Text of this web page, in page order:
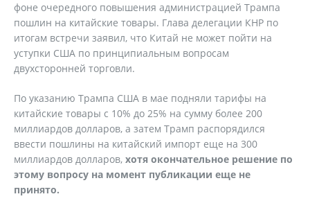
фоне очередного повышения администрацией Трампа
пошлин на китайские товары. Глава делегации КНР по
итогам встречи заявил, что Китай не может пойти на
уступки США по принципиальным вопросам
двухсторонней торговли.
По указанию Трампа США в мае подняли тарифы на
китайские товары с 10% до 25% на сумму более 200
миллиардов долларов, а затем Трамп распорядился
ввести пошлины на китайский импорт еще на 300
миллиардов долларов, хотя окончательное решение по
этому вопросу на момент публикации еще не
принято.